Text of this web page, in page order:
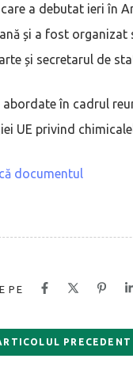
a debutat ieri în
și a fost organizat
și secretarul de
abordate în cadrul
UE privind
documentul
PE
PRECEDENT